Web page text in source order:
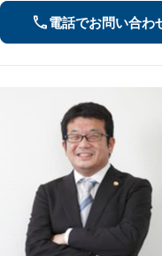
電話でお問い合わ